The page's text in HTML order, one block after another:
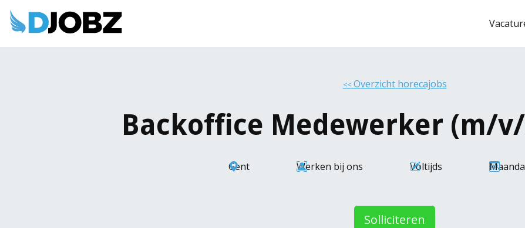
<<Overzicht horecajobs
Backoffice Medewerker (m/
Gent Werken bij ons Voltijds
Solliciteren